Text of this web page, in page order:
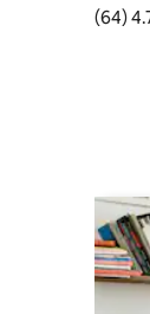
4.72 من 5، 64 مراجعات